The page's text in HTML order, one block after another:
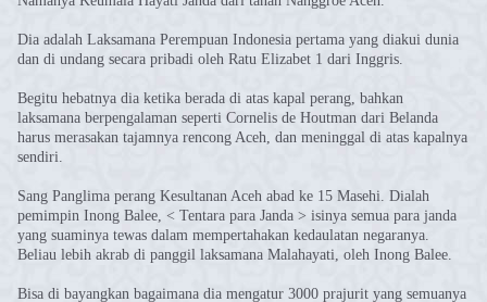
Dia adalah Laksamana Perempuan Indonesia pertama yang diakui dunia
dan di undang secara pribadi oleh Ratu Elizabet 1 dari Inggris.
Begitu hebatnya dia ketika berada di atas kapal perang, bahkan
laksamana berpengalaman seperti Cornelis de Houtman dari Belanda
harus merasakan tajamnya rencong Aceh, dan meninggal di atas kapalnya
sendiri.
Sang Panglima perang Kesultanan Aceh abad ke 15 Masehi. Dialah
pemimpin Inong Balee, < Tentara para Janda > isinya semua para janda
yang suaminya tewas dalam mempertahakan kedaulatan negaranya.
Beliau lebih akrab di panggil laksamana Malahayati, oleh Inong Balee.
Bisa di bayangkan bagaimana dia mengatur 3000 prajurit yang semuanya